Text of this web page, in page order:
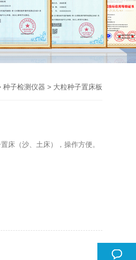
种子检测仪器 > 大粒种子置床板
床（沙、土床），操作方便。